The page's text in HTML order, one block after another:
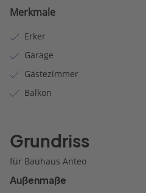
Merkmale
Erker
Garage
Gästezimmer
Balkon
Grundriss
für Bauhaus Anteo
Außenmaße